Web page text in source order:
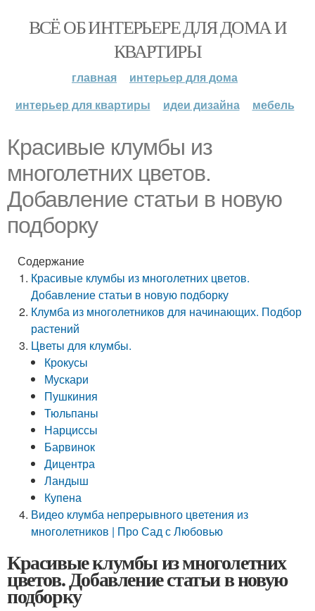
ВСЁ ОБ ИНТЕРЬЕРЕ ДЛЯ ДОМА И
КВАРТИРЫ
главная
интерьер для дома
интерьер для квартиры
идеи дизайна мебель
Красивые клумбы из
многолетних цветов.
Добавление статьи в новую
подборку
Содержание
Красивые клумбы из многолетних цветов.
Добавление статьи в новую подборку
Клумба из многолетников для начинающих. Подбор
растений
Цветы для клумбы.
Крокусы
Мускари
Пушкиния
Тюльпаны
Нарциссы
Барвинок
Дицентра
Ландыш
Купена
Видео клумба непрерывного цветения из
многолетников | Про Сад с Любовью
Красивые клумбы из многолетних
цветов. Добавление статьи в новую
подборку